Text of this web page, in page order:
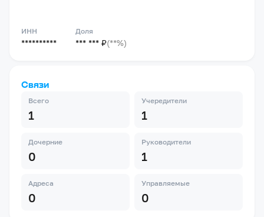
ИНН
**********
Доля
*** *** ₽(**%)
Связи
Всего
1
Учередители
1
Дочерние
0
Руководители
1
Адреса
0
Управляемые
0